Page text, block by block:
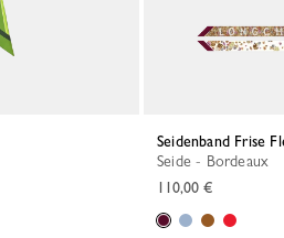
Seidenband Frise
Seide - Bordeaux
110,00 €